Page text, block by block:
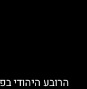
הרובע היהודי